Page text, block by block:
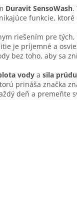
Duravit SensoWash.
funkcie,
riešením pre
je príjemné a
bez toho, aby sa
vody a sila prúdu
prináša značka
deň a premeňte